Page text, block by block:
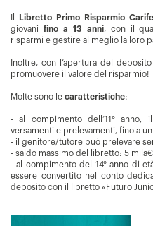
Libretto Primo Risparmio
giovani fino a 13 anni, con il
risparmi e gestire al meglio la loro
Inoltre, con l’apertura del
promuovere il valore del risparmio!
Molte sono le caratteristiche:
- al compimento dell’11° anno,
versamenti e prelevamenti, fino a
- il genitore/tutore può prelevare
- saldo massimo del libretto: 5 mila€
- al compimento del 14° anno di
essere convertito nel conto
deposito con il libretto «Futuro